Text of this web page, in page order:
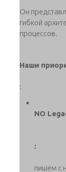
Он
гибкой
процессов.
Наши
:
NO
:
пишем с